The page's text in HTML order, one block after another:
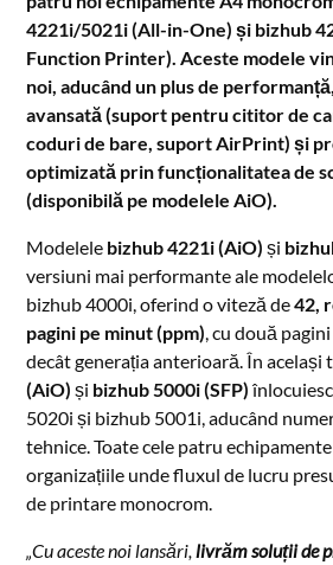
4221i/5021i (All-in-One) și bizhub
Function Printer). Aceste modele
noi, aducând un plus de
avansată (suport pentru cititor de
coduri de bare, suport AirPrint) și
optimizată prin funcționalitatea de
(disponibilă pe modelele AiO).
Modelele bizhub 4221i (AiO) și
versiuni mai performante ale
bizhub 4000i, oferind o viteză de42,
pagini pe minut (ppm), cu două
decât generația anterioară. În același
(AiO) și bizhub 5000i (SFP)
5020i și bizhub 5001i, aducând
tehnice. Toate cele patru
organizațiile unde fluxul de lucru
de printare monocrom.
„Cu aceste noi lansări,livrăm soluții de